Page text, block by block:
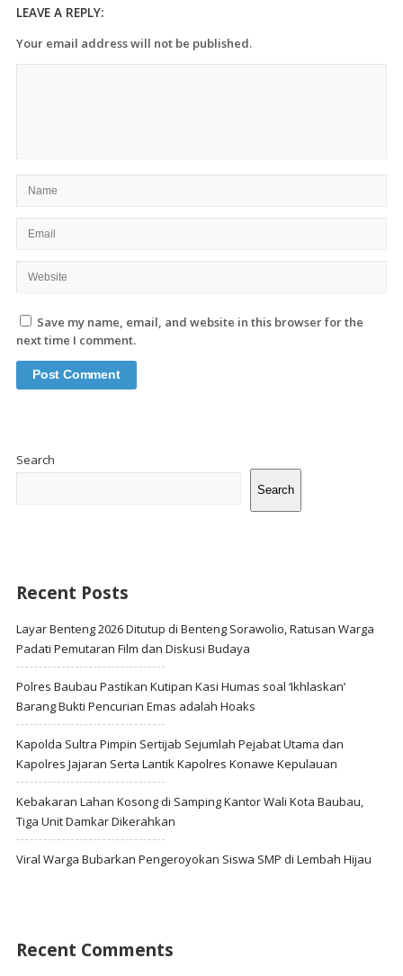
LEAVE A REPLY:
Your email address will not be published.
Save my name, email, and website in this browser for the
next time I comment.
Search
Search
Recent Posts
Layar Benteng 2026 Ditutup di Benteng Sorawolio, Ratusan Warga
Padati Pemutaran Film dan Diskusi Budaya
Polres Baubau Pastikan Kutipan Kasi Humas soal ‘Ikhlaskan’
Barang Bukti Pencurian Emas adalah Hoaks
Kapolda Sultra Pimpin Sertijab Sejumlah Pejabat Utama dan
Kapolres Jajaran Serta Lantik Kapolres Konawe Kepulauan
Kebakaran Lahan Kosong di Samping Kantor Wali Kota Baubau,
Tiga Unit Damkar Dikerahkan
Viral Warga Bubarkan Pengeroyokan Siswa SMP di Lembah Hijau
Recent Comments